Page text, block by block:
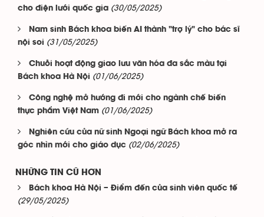
cho điện lưới quốc gia (30/05/2025)
Nam sinh Bách khoa biến AI thành "trợ lý" cho bác sĩ
nội soi (31/05/2025)
Chuỗi hoạt động giao lưu văn hóa đa sắc màu tại
Bách khoa Hà Nội (01/06/2025)
Công nghệ mở hướng đi mới cho ngành chế biến
thực phẩm Việt Nam (01/06/2025)
Nghiên cứu của nữ sinh Ngoại ngữ Bách khoa mở ra
góc nhìn mới cho giáo dục (02/06/2025)
NHỮNG TIN CŨ HƠN
Bách khoa Hà Nội – Điểm đến của sinh viên quốc tế
(29/05/2025)